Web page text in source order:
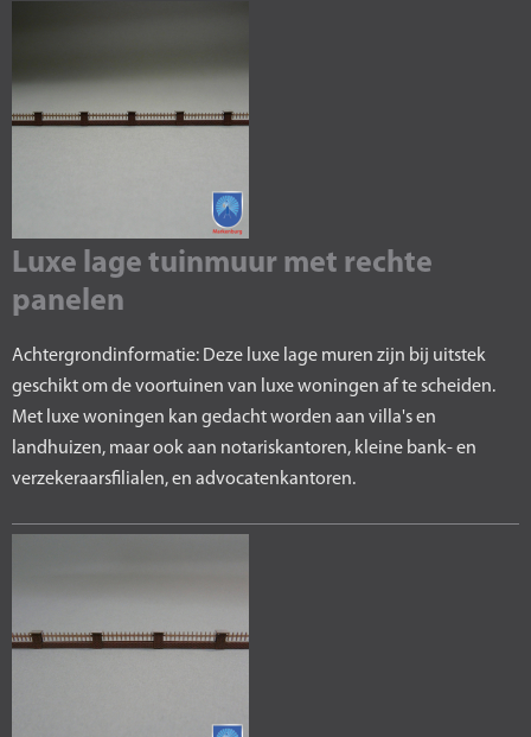
Luxe lage tuinmuur met rechte
panelen
Achtergrondinformatie: Deze luxe lage muren zijn bij uitstek
geschikt om de voortuinen van luxe woningen af te scheiden.
Met luxe woningen kan gedacht worden aan villa's en
landhuizen, maar ook aan notariskantoren, kleine bank- en
verzekeraarsfilialen, en advocatenkantoren.